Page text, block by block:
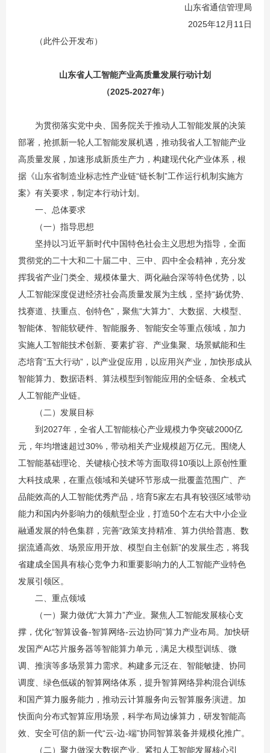
山东省通信管理局
2025年12月11日
（此件公开发布）
山东省人工智能产业高质量发展行动计划
（2025-2027年）
为贯彻落实党中央、国务院关于推动人工智能发展的决策
部署，抢抓新一轮人工智能发展机遇，推动我省人工智能产业
高质量发展，加速形成新质生产力，构建现代化产业体系，根
据《山东省制造业标志性产业链“链长制”工作运行机制实施方
案》有关要求，制定本行动计划。
一、总体要求
（一）指导思想
坚持以习近平新时代中国特色社会主义思想为指导，全面
贯彻党的二十大和二十届二中、三中、四中全会精神，充分发
挥我省产业门类全、规模体量大、两化融合深等特色优势，以
人工智能深度促进经济社会高质量发展为主线，坚持“扬优势、
找赛道、扶重点、创特色”，聚焦“大算力”、大数据、大模型、
智能体、智能软硬件、智能服务、智能安全等重点领域，加力
实施人工智能技术创新、要素扩容、产业集聚、场景赋能和生
态培育“五大行动”，以产业促应用，以应用兴产业，加快形成从
智能算力、数据语料、算法模型到智能应用的全链条、全栈式
人工智能产业链。
（二）发展目标
到2027年，全省人工智能核心产业规模力争突破2000亿
元，年均增速超过30%，带动相关产业规模超万亿元。围绕人
工智能基础理论、关键核心技术等方面取得10项以上原创性重
大科技成果，在重点领域和关键环节形成一批覆盖范围广、产
品能效高的人工智能优秀产品，培育5家左右具有较强区域带动
能力和国内外影响力的领航型企业，打造50个左右大中小企业
融通发展的特色集群，完善“政策支持精准、算力供给普惠、数
据流通高效、场景应用开放、模型自主创新”的发展生态，将我
省建成全国具有核心竞争力和重要影响力的人工智能产业特色
发展引领区。
二、重点领域
（一）聚力做优“大算力”产业。聚焦人工智能发展核心支
撑，优化“智算设备-智算网络-云边协同”算力产业布局。加快研
发国产AI芯片服务器等智能算力单元，满足大模型训练、微
调、推演等多场景算力需求。构建多元泛在、智能敏捷、协同
调度、绿色低碳的智算网络体系，提升智算网络异构混合训练
和国产算力服务能力，推动云计算服务向云智算服务演进。加
快面向分布式智算应用场景，科学布局边缘算力，研发智能高
效、安全可信的新一代“云-边-端”协同智算装备并规模化推广。
（二）聚力做深大数据产业。紧扣人工智能发展核心引